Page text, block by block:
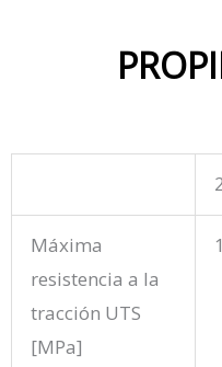
Máxima
resistencia a la
tracción UTS
[MPa]